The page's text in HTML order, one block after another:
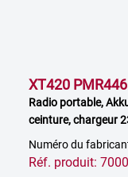
XT420 PMR446
Radio portable,
ceinture, chargeur
Numéro du
Réf. produit: